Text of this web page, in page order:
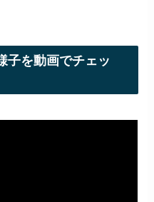
子を動画でチェッ